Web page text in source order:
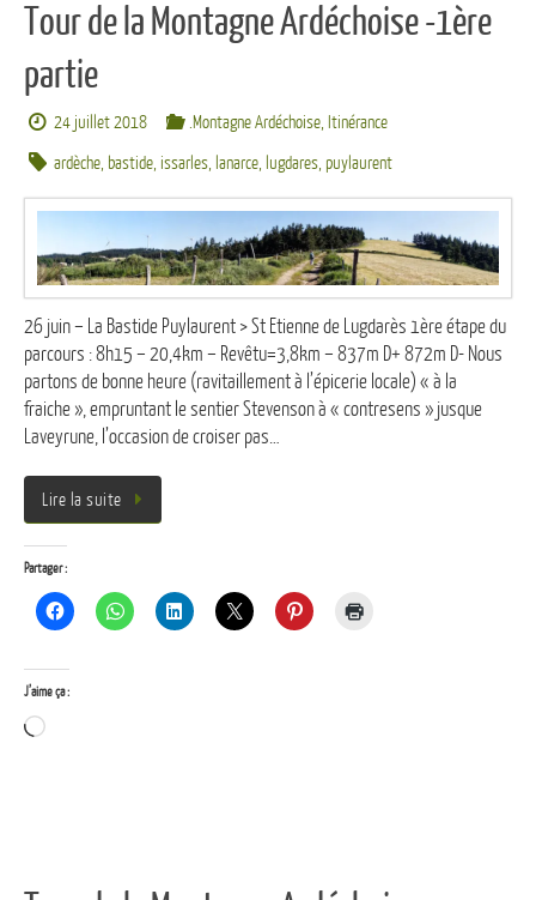
Tour de la Montagne Ardéchoise -1ère
partie
24 juillet 2018 .Montagne Ardéchoise, Itinérance
ardèche, bastide, issarles, lanarce, lugdares, puylaurent
26 juin – La Bastide Puylaurent > St Etienne de Lugdarès 1ère étape du
parcours : 8h15 – 20,4km – Revêtu=3,8km – 837m D+ 872m D- Nous
partons de bonne heure (ravitaillement à l’épicerie locale) « à la
fraiche », empruntant le sentier Stevenson à « contresens » jusque
Laveyrune, l’occasion de croiser pas…
Lire la suite
Partager :
J’aime ça :
Chargement…